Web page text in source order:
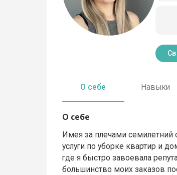
О себе Навыки
О себе
Имея за плечами семилетний
услуги по уборке квартир и
где я быстро завоевала
большинство моих заказов